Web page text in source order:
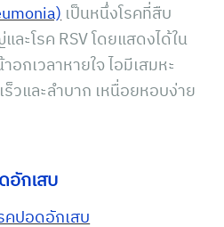
เป็นหนึ่งโรคที่สืบ
ละโรค RSV โดยแสดงได้ใน
อกเวลาหายใจ ไอมีเสมหะ
วและลำบาก เหนื่อยหอบง่าย
อักเสบ
คปอดอักเสบ